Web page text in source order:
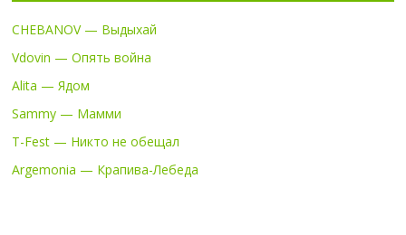
CHEBANOV — Выдыхай
Vdovin — Опять война
Alita — Ядом
Sammy — Мамми
T-Fest — Никто не обещал
Argemonia — Крапива-Лебеда